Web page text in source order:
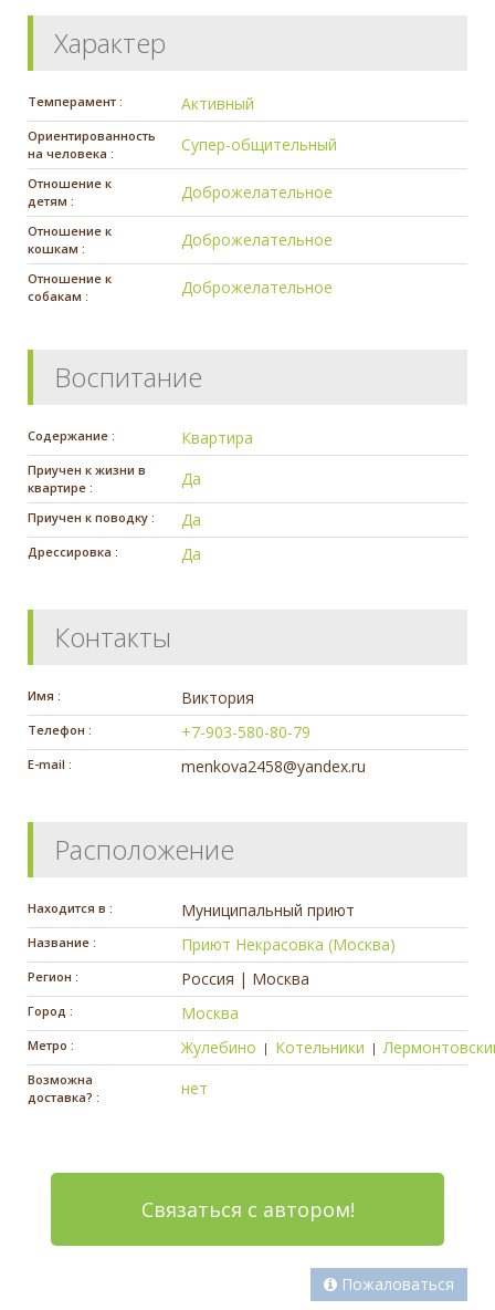
Характер
Темперамент : Активный
Ориентированность
на человека :
Супер-общительный
Отношение к
детям :
Доброжелательное
Отношение к
кошкам :
Доброжелательное
Отношение к
собакам :
Доброжелательное
Воспитание
Содержание : Квартира
Приучен к жизни в
квартире :
Да
Приучен к поводку : Да
Дрессировка : Да
Контакты
Имя : Виктория
Телефон : +7-903-580-80-79
E-mail : menkova2458@yandex.ru
Расположение
Находится в : Муниципальный приют
Название : Приют Некрасовка (Москва)
Регион : Россия | Москва
Город : Москва
Метро : Жулебино | Котельники |
Возможна
доставка? :
нет
Связаться с автором!
Пожаловаться